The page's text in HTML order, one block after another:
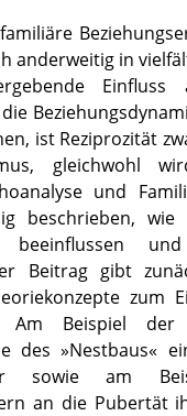
anderweitig in
Einfluss
ist Reziprozität
gleichwohl
und
beschrieben,
Beitrag gibt
zum
Beispiel der
des »Nestbaus«
sowie am
an die Pubertät